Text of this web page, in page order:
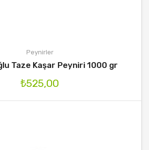
Peynirler
Taze Kaşar Peyniri 1000 gr
₺525,00